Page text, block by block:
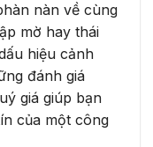
nàn về cùng
mờ hay thái
hiệu cảnh
đánh giá
giá giúp bạn
của một công